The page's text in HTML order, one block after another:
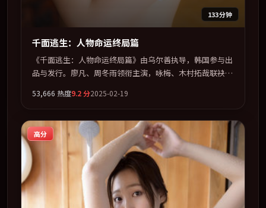
133分钟
千面逃生：人物命运终局篇
《千面逃生：人物命运终局篇》由乌尔善执导，韩国参与出
品与发行。廖凡、周冬雨领衔主演，咏梅、木村拓哉联袂出
「惊悚」类型为骨架，在叙事、表演与视听上力求统一。定
话题片中口碑稳健，适合喜欢强情节与人物弧光的观众完整
观看。
53,666 热度9.2分2025-02-19
高分